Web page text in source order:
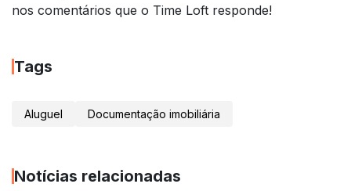
nos comentários que o Time Loft responde!
Tags
Aluguel Documentação imobiliária
Notícias relacionadas